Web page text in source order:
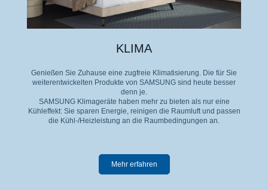
KLIMA
Genießen Sie Zuhause eine zugfreie Klimatisierung. Die für Sie
weiterentwickelten Produkte von SAMSUNG sind heute besser
denn je.
SAMSUNG Klimageräte haben mehr zu bieten als nur eine
Kühleffekt: Sie sparen Energie, reinigen die Raumluft und passen
die Kühl-/Heizleistung an die Raumbedingungen an.
Mehr erfahren